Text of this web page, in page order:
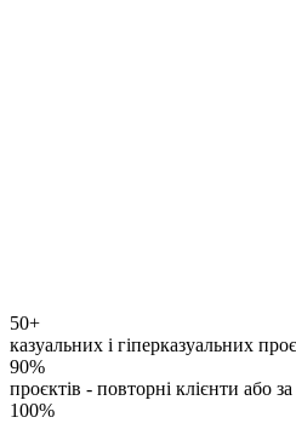
50+
казуальних і гіперказуальних
90%
проєктів - повторні клієнти або
100%